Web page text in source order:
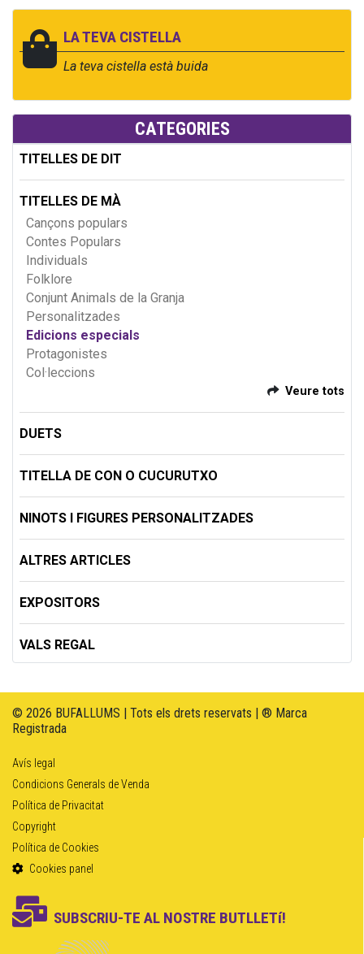
LA TEVA CISTELLA
La teva cistella està buida
CATEGORIES
TITELLES DE DIT
TITELLES DE MÀ
Cançons populars
Contes Populars
Individuals
Folklore
Conjunt Animals de la Granja
Personalitzades
Edicions especials
Protagonistes
Col·leccions
Veure tots
DUETS
TITELLA DE CON O CUCURUTXO
NINOTS I FIGURES PERSONALITZADES
ALTRES ARTICLES
EXPOSITORS
VALS REGAL
© 2026 BUFALLUMS | Tots els drets reservats | ® Marca
Registrada
Avís legal
Condicions Generals de Venda
Política de Privacitat
Copyright
Política de Cookies
Cookies panel
SUBSCRIU-TE AL NOSTRE BUTLLETí!